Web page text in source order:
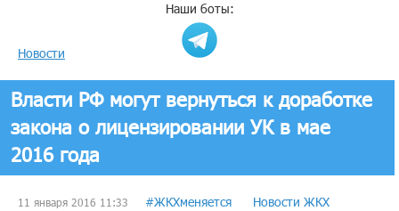
Наши боты:
Новости
Власти РФ могут вернуться к доработке
закона о лицензировании УК в мае
2016 года
11 января 2016 11:33 #ЖКХменяется Новости ЖКХ